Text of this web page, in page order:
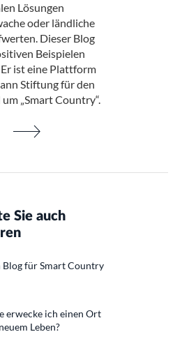
Lösungen
oder ländliche
Dieser Blog
Beispielen
ist eine Plattform
Stiftung für den
„Smart Country“.
Sie auch
Blog für Smart Country
erwecke ich einen Ort
Leben?